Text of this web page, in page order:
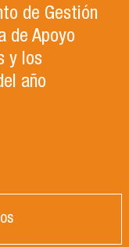
de Gestión
de Apoyo
y los
año
el
por el
de
la Facultad
nuestro
para el cargo
2025-2026.